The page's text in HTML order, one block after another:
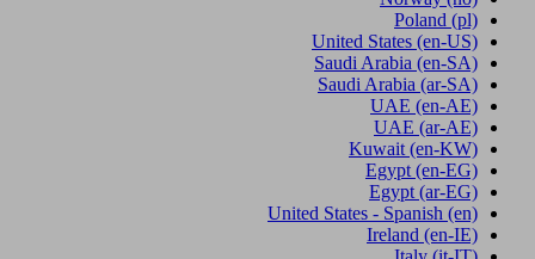
Poland (pl)
United States (en-US)
Saudi Arabia (en-SA)
Saudi Arabia (ar-SA)
UAE (en-AE)
UAE (ar-AE)
Kuwait (en-KW)
Egypt (en-EG)
Egypt (ar-EG)
United States - Spanish (en)
Ireland (en-IE)